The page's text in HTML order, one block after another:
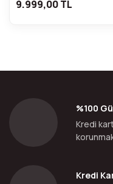
9.999,00 TL
%100
Kredi
Kredi